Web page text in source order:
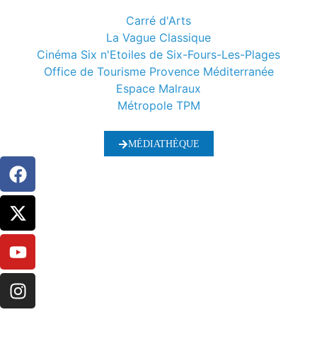
Carré d'Arts
La Vague Classique
Cinéma Six n'Etoiles de Six-Fours-Les-Plages
Office de Tourisme Provence Méditerranée
Espace Malraux
Métropole TPM
MÉDIATHÈQUE